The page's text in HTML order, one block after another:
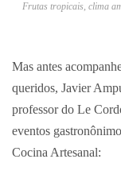
Frutas tropicais, clima
Mas antes
queridos, Javier
professor do Le
eventos
Cocina Artesanal: